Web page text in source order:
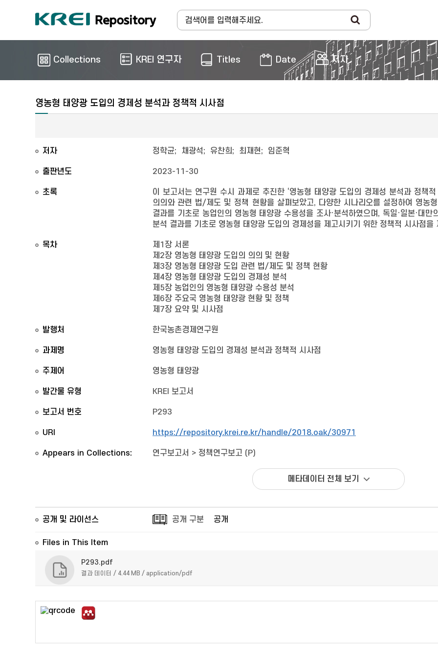
Collections KREI 연구자 Titles Date 저자
영농형 태양광 도입의 경제성 분석과 정책적 시사점
저자 정학균; 채광석; 유찬희 ; 최재현; 임준혁
출판년도 2023-11-30
초록
이 보고서는 연구원 수시 과제로 추진한 ‘영농형 태양광 도입의 경제성 분석과 정책
의의와 관련 법/제도 및 정책 현황을 살펴보았고, 다양한 시나리오를 설정하여 영농
결과를 기초로 농업인의 영농형 태양광 수용성을 조사·분석하였으며, 독일·일본·대
분석 결과를 기초로 영농형 태양광 도입의 경제성을 제고시키기 위한 정책적 시사점을
목차
제1장 서론
제2장 영농형 태양광 도입의 의의 및 현황
제3장 영농형 태양광 도입 관련 법/제도 및 정책 현황
제4장 영농형 태양광 도입의 경제성 분석
제5장 농업인의 영농형 태양광 수용성 분석
제6장 주요국 영농형 태양광 현황 및 정책
제7장 요약 및 시사점
발행처 한국농촌경제연구원
과제명 영농형 태양광 도입의 경제성 분석과 정책적 시사점
주제어 영농형 태양광
발간물 유형 KREI 보고서
보고서 번호 P293
URI https://repository.krei.re.kr/handle/2018.oak/30971
Appears in Collections: 연구보고서 > 정책연구보고 (P)
메타데이터 전체 보기
공개 및 라이선스 공개 구분 공개
Files in This Item
P293.pdf
결과 데이터 / 4.44 MB / application/pdf